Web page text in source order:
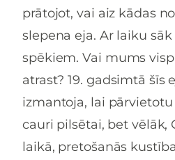
prātojot, vai aiz kādas
slepena eja. Ar laiku
spēkiem. Vai mums
atrast? 19. gadsimtā šīs
izmantoja, lai
cauri pilsētai, bet vēlāk,
laikā, pretošanās